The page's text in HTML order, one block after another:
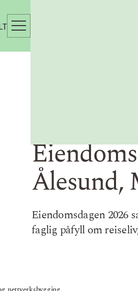
Ålesund,
Eiendomsdagen 2026
faglig påfyll om